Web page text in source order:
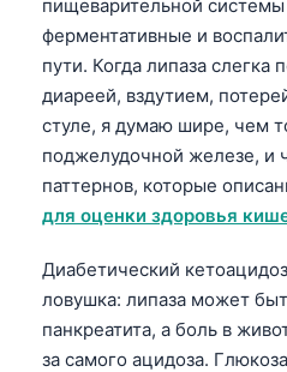
пищеварительной
ферментативные и
пути. Когда липаза слегка
диареей, вздутием,
стуле, я думаю шире, чем
поджелудочной железе, и
паттернов, которые
для оценки здоровья
Диабетический
ловушка: липаза может
панкреатита, а боль в
за самого ацидоза.